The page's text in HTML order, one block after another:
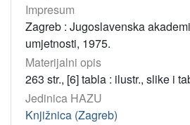
Impresum
Zagreb : Jugoslavenska
umjetnosti, 1975.
Materijalni opis
263 str., [6] tabla : ilustr., slike i
Jedinica HAZU
Knjižnica (Zagreb)